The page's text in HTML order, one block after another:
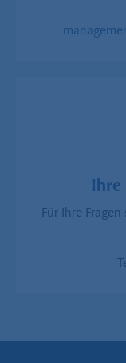
Schließen
Ihre
Für Ihre